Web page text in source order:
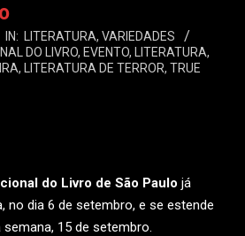
IN: LITERATURA, VARIEDADES
DO LIVRO, EVENTO, LITERATURA,
, LITERATURA DE TERROR, TRUE
do Livro de São Paulo já
no dia 6 de setembro, e se estende
15 de setembro.